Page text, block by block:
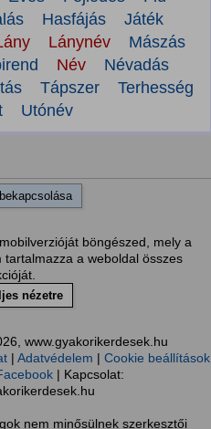
Hasfájás
Játék
Lánynév
Mászás
Név
Névadás
Tápszer
Terhesség
Utónév
böngészed, mely a
a weboldal összes
nézetre
www.gyakorikerdesek.hu
| Adatvédelem | Cookie beállítások
| Kapcsolat:
nem minősülnek szerkesztői